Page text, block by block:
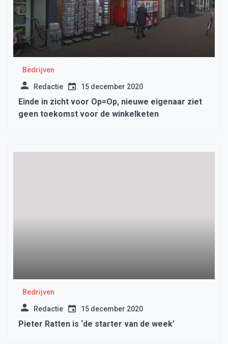
Bedrijven
Redactie 15 december 2020
Einde in zicht voor Op=Op, nieuwe eigenaar ziet
geen toekomst voor de winkelketen
Bedrijven
Redactie 15 december 2020
Pieter Ratten is ‘de starter van de week’